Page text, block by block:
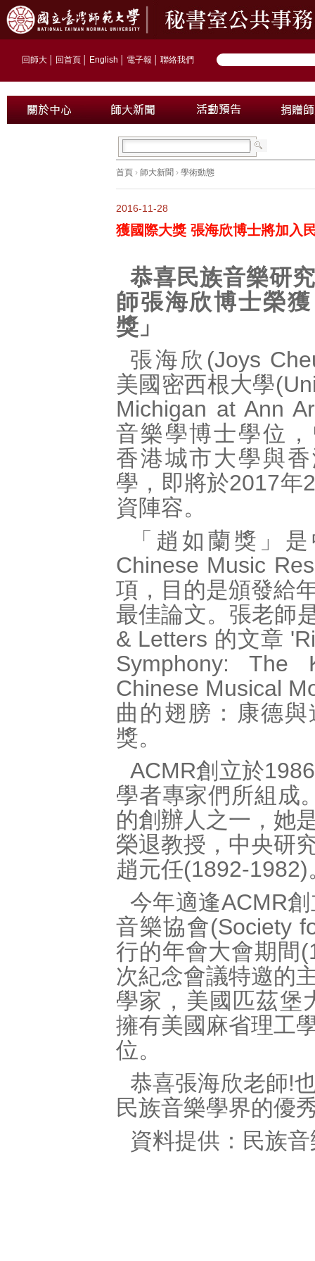
回師大 回首頁 English 電子報 聯絡我們
首頁 › 師大新聞 › 學術動態
2016-11-28
獲國際大獎 張海欣博士將加入
恭喜民族音樂研
師張海欣博士榮
獎」
張海欣(Joys
美國密西根大學
Michigan at Ann
音樂學博士學位
香港城市大學與
學，即將於2017年
資陣容。
「趙如蘭獎」
Chinese Music
項，目的是頒發給
最佳論文。張老師
& Letters 的文章
Symphony: The
Chinese Musical
曲的翅膀：康德
獎。
ACMR創立於
學者專家們所組成
的創辦人之一，她
榮退教授，中央研
趙元任(1892-1982)
今年適逢ACMR
音樂協會(Society
行的年會大會期間
次紀念會議特邀的
學家，美國匹茲堡
擁有美國麻省理工
位。
恭喜張海欣老師!
民族音樂學界的優
資料提供：民族